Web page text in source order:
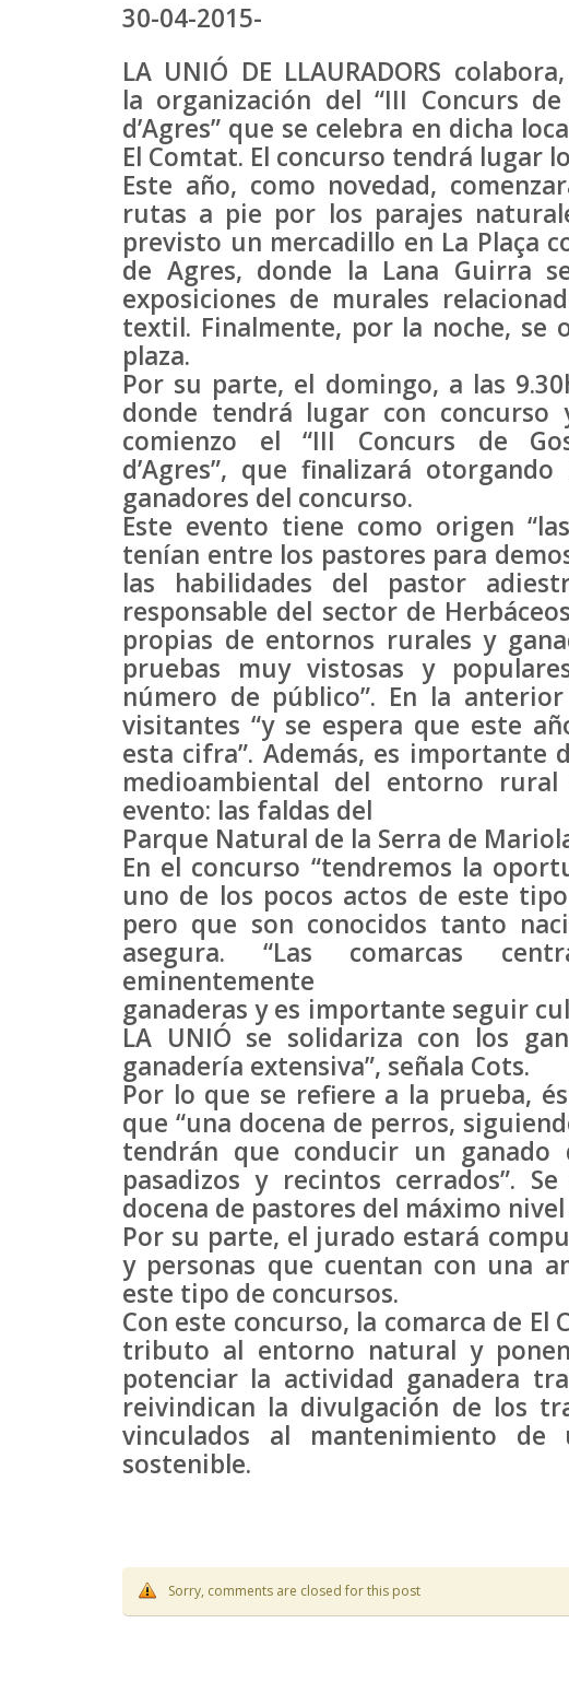
30-04-2015-
LA UNIÓ DE LLAURADORS
la organización del “III Concurs
d’Agres” que se celebra en dicha
El Comtat. El concurso tendrá lugar
Este año, como novedad,
rutas a pie por los parajes
previsto un mercadillo en La Plaça
de Agres, donde la Lana Guirra
exposiciones de murales
textil. Finalmente, por la noche, se
plaza.
Por su parte, el domingo, a las
donde tendrá lugar con concurso
comienzo el “III Concurs de
d’Agres”, que finalizará
ganadores del concurso.
Este evento tiene como origen
tenían entre los pastores para
las habilidades del pastor
responsable del sector de
propias de entornos rurales y
pruebas muy vistosas y
número de público”. En la
visitantes “y se espera que este
esta cifra”. Además, es importante
medioambiental del entorno
evento: las faldas del
Parque Natural de la Serra de
En el concurso “tendremos la
uno de los pocos actos de este
pero que son conocidos tanto
asegura. “Las comarcas
eminentemente
ganaderas y es importante seguir
LA UNIÓ se solidariza con los
ganadería extensiva”, señala Cots.
Por lo que se refiere a la prueba,
que “una docena de perros,
tendrán que conducir un
pasadizos y recintos cerrados”.
docena de pastores del máximo nivel
Por su parte, el jurado estará
y personas que cuentan con una
este tipo de concursos.
Con este concurso, la comarca de
tributo al entorno natural y
potenciar la actividad ganadera
reivindican la divulgación de los
vinculados al mantenimiento
sostenible.
Sorry, comments are closed for this post